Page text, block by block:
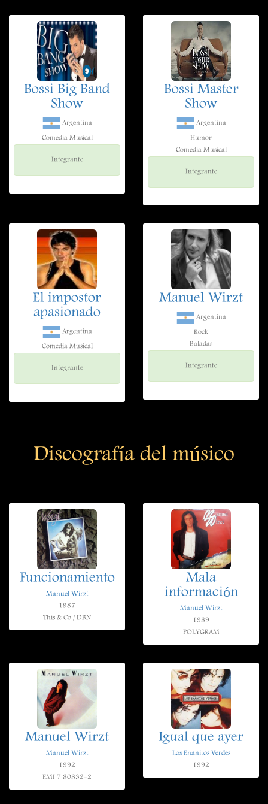
Bossi Big Band
Show
Argentina
Comedia Musical
Integrante
Bossi Master
Show
Argentina
Humor
Comedia Musical
Integrante
El impostor
apasionado
Argentina
Comedia Musical
Integrante
Manuel Wirzt
Argentina
Rock
Baladas
Integrante
Discografía del músico
Funcionamiento
Manuel Wirzt
1987
This & Co / DBN
Mala
información
Manuel Wirzt
1989
POLYGRAM
Manuel Wirzt
Manuel Wirzt
1992
EMI 7 80832-2
Igual que ayer
Los Enanitos Verdes
1992